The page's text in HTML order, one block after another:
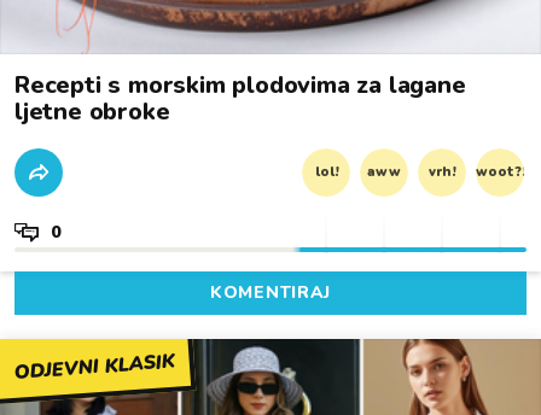
Recepti s morskim plodovima za lagane
ljetne obroke
lol! aww vrh! woot?!
0
KOMENTIRAJ
ODJEVNI KLASIK